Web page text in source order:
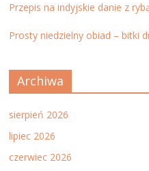
Przepis na indyjskie danie z
Prosty niedzielny obiad – bitki
Archiwa
sierpień 2026
lipiec 2026
czerwiec 2026